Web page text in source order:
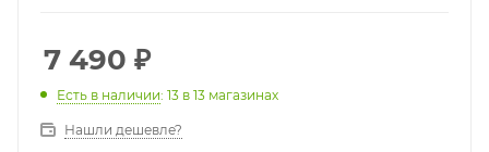
7 490 ₽
Есть в наличии: 13 в 13 магазинах
Нашли дешевле?